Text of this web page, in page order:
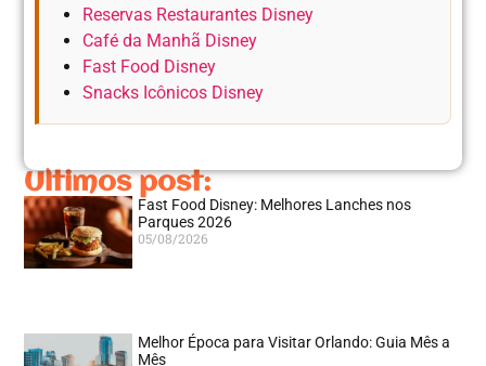
Ultimos post:
Fast Food Disney: Melhores Lanches nos
Parques 2026
05/08/2026
Melhor Época para Visitar Orlando: Guia Mês a
Mês
Reservas Restaurantes Disney
Café da Manhã Disney
Fast Food Disney
Snacks Icônicos Disney